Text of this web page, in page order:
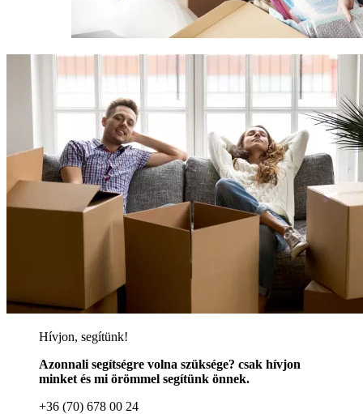
Hívjon, segítünk!
Azonnali segítségre volna szüksége? csak hívjon
minket és mi örömmel segítünk önnek.
+36 (70) 678 00 24